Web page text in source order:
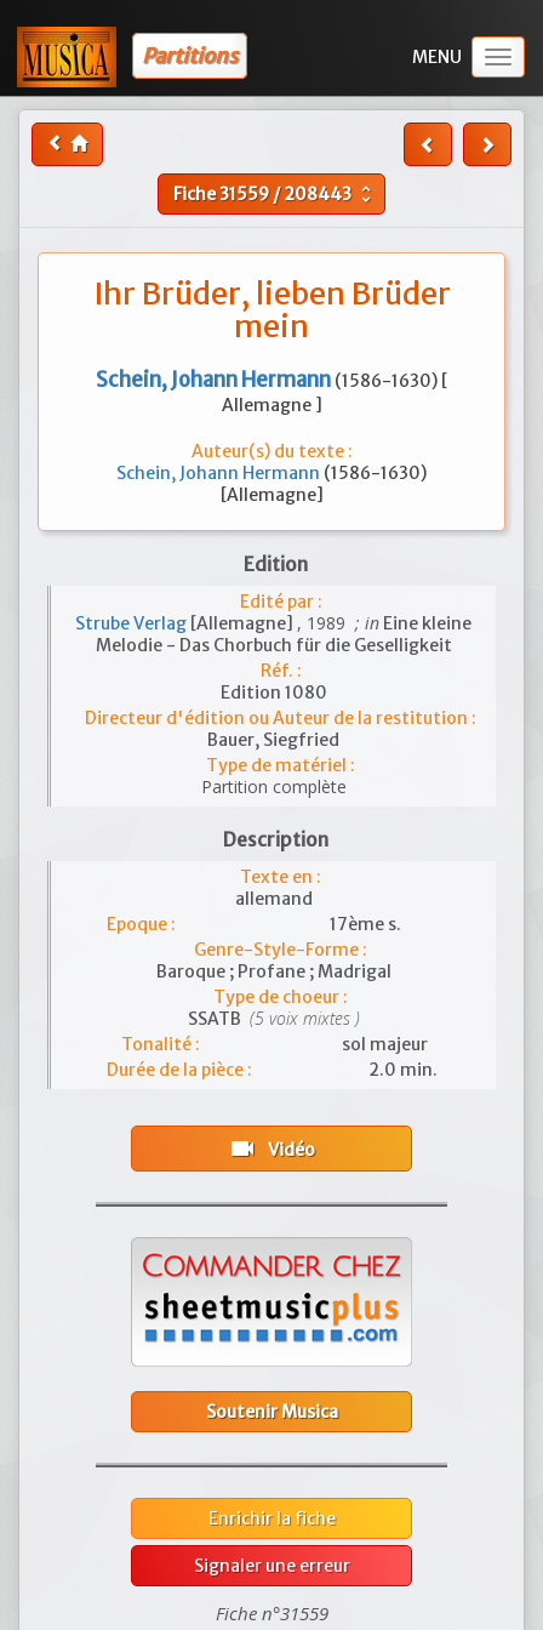
Partitions
Fiche31559/208443 unfold_more
Ihr Brüder, lieben Brüder
mein
Schein, Johann Hermann (1586-1630) [
Allemagne ]
Auteur(s) du texte :
Schein, Johann Hermann (1586-1630)
[Allemagne]
Edition
Edité par :
Strube Verlag [Allemagne] , 1989 ; in Eine kleine
Melodie - Das Chorbuch für die Geselligkeit
Réf. :
Edition 1080
Directeur d'édition ou Auteur de la restitution :
Bauer, Siegfried
Type de matériel :
Partition complète
Description
Texte en :
allemand
Epoque :
17ème s.
Genre-Style-Forme :
Baroque ; Profane ; Madrigal
Type de choeur :
SSATB (5 voix mixtes )
Tonalité :
sol majeur
Durée de la pièce :
2.0 min.
videocam Vidéo
Soutenir Musica
Enrichir la fiche
Signaler une erreur
Fiche n°31559